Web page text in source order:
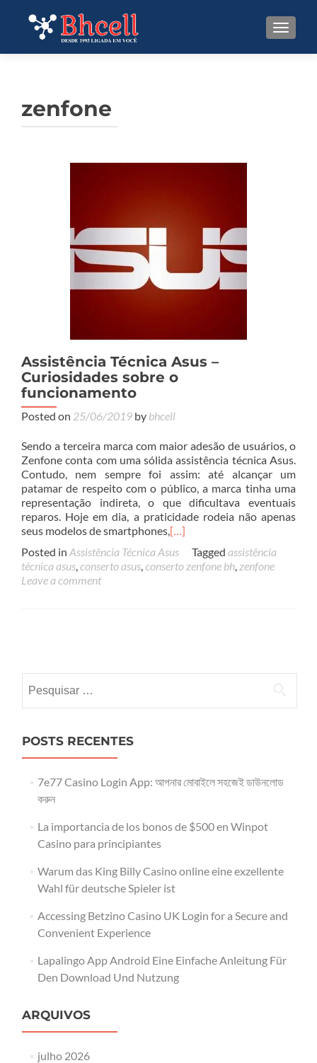
zenfone
Assistência Técnica Asus –
Curiosidades sobre o
funcionamento
Posted on 25/06/2019 by bhcell
Sendo a terceira marca com maior adesão de usuários, o
Zenfone conta com uma sólida assistência técnica Asus.
Contudo, nem sempre foi assim: até alcançar um
patamar de respeito com o público, a marca tinha uma
representação indireta, o que dificultava eventuais
reparos. Hoje em dia, a praticidade rodeia não apenas
seus modelos de smartphones,[…]
Posted in Assistência Técnica Asus Tagged assistência
técnica asus,conserto asus,conserto zenfone bh, zenfone
Leave a comment
navigation
por:
POSTS RECENTES
7e77 Casino Login App: আপনার মোবাইলে সহজেই ডাউনলোড
করুন
La importancia de los bonos de $500 en Winpot
Casino para principiantes
Warum das King Billy Casino online eine exzellente
Wahl für deutsche Spieler ist
Accessing Betzino Casino UK Login for a Secure and
Convenient Experience
Lapalingo App Android Eine Einfache Anleitung Für
Den Download Und Nutzung
ARQUIVOS
julho 2026